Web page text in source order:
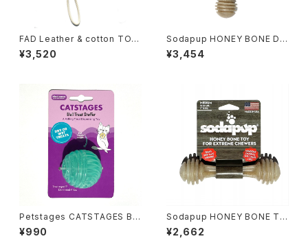
FAD Leather & cotton TOY
ファッド レザー&コットントイ
¥3,520
Sodapup HONEY BONE DE
NTAL TOWER CHEW TOY
ソダパップ ハニーボーン デ
¥3,454
Petstages CATSTAGES Bal
l Treat Stuffer ペットステー
ジ キャットステージ ボール トリ
¥990
Sodapup HONEY BONE TO
Y Mサイズ ソダパップ ハニー
ボーントーイ
¥2,662